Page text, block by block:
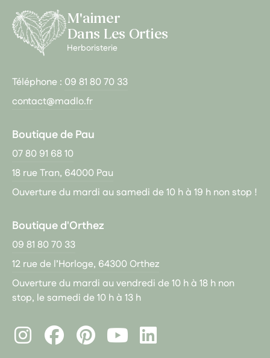
M'aimer
Dans Les Orties
Herboristerie
Téléphone : 09 81 80 70 33
contact@madlo.fr
Boutique de Pau
07 80 91 68 10
18 rue Tran, 64000 Pau
Ouverture du mardi au samedi de 10 h à 19 h non stop !
Boutique d'Orthez
09 81 80 70 33
12 rue de l’Horloge, 64300 Orthez
Ouverture du mardi au vendredi de 10 h à 18 h non
stop, le samedi de 10 h à 13 h
InstagramFacebookPinterest
LinkedIn